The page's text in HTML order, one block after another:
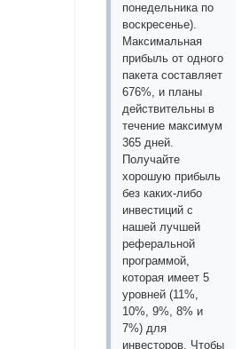
понедельника по
воскресенье).
Максимальная
прибыль от одного
пакета составляет
676%, и планы
действительны в
течение максимум
365 дней.
Получайте
хорошую прибыль
без каких-либо
инвестиций с
нашей лучшей
реферальной
программой,
которая имеет 5
уровней (11%,
10%, 9%, 8% и
7%) для
инвесторов. Чтобы